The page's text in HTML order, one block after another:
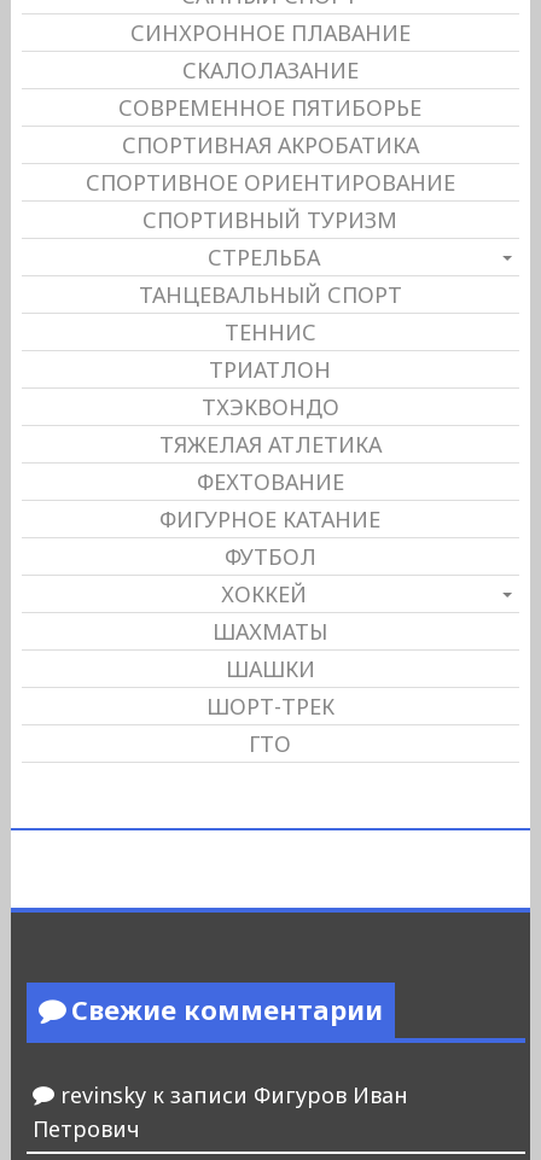
СИНХРОННОЕ ПЛАВАНИЕ
СКАЛОЛАЗАНИЕ
СОВРЕМЕННОЕ ПЯТИБОРЬЕ
СПОРТИВНАЯ АКРОБАТИКА
СПОРТИВНОЕ ОРИЕНТИРОВАНИЕ
СПОРТИВНЫЙ ТУРИЗМ
СТРЕЛЬБА
ТАНЦЕВАЛЬНЫЙ СПОРТ
ТЕННИС
ТРИАТЛОН
ТХЭКВОНДО
ТЯЖЕЛАЯ АТЛЕТИКА
ФЕХТОВАНИЕ
ФИГУРНОЕ КАТАНИЕ
ФУТБОЛ
ХОККЕЙ
ШАХМАТЫ
ШАШКИ
ШОРТ-ТРЕК
ГТО
Свежие комментарии
revinskyк записи Фигуров Иван
Петрович